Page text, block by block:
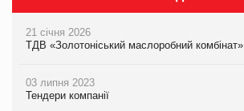
21 січня 2026
ТДВ «Золотоніський маслоробний комбінат»
03 липня 2023
Тендери компанії